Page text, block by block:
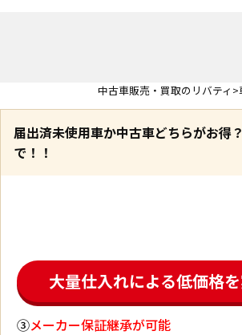
中古車販売・買取のリバティ
届出済未使用車か中古車どちらがお得
で！！
大量仕入れによる低価格
③メーカー保証継承が可能